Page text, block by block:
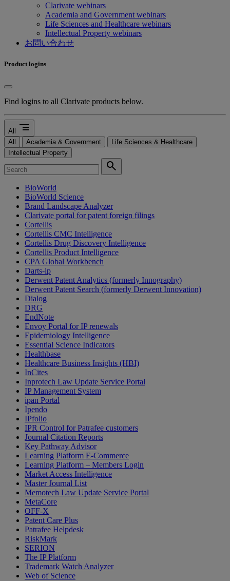
Clarivate webinars
Academia and Government webinars
Life Sciences and Healthcare webinars
Intellectual Property webinars
お問い合わせ
Product logins
Find logins to all Clarivate products below.
All segment
All Academia & Government
Life Sciences & Healthcare
Intellectual Property
search
BioWorld
BioWorld Science
Brand Landscape Analyzer
Clarivate portal for patent foreign filings
Cortellis
Cortellis CMC Intelligence
Cortellis Drug Discovery Intelligence
Cortellis Product Intelligence
CPA Global Workbench
Darts-ip
Derwent Patent Analytics (formerly Innography)
Derwent Patent Search (formerly Derwent Innovation)
Dialog
DRG
EndNote
Envoy Portal for IP renewals
Epidemiology Intelligence
Essential Science Indicators
Healthbase
Healthcare Business Insights (HBI)
InCites
Inprotech Law Update Service Portal
IP Management System
ipan Portal
Ipendo
IPfolio
IPR Control for Patrafee customers
Journal Citation Reports
Key Pathway Advisor
Learning Platform E-Commerce
Learning Platform – Members Login
Market Access Intelligence
Master Journal List
Memotech Law Update Service Portal
MetaCore
OFF-X
Patent Care Plus
Patrafee Helpdesk
RiskMark
SERION
The IP Platform
Trademark Watch Analyzer
Web of Science